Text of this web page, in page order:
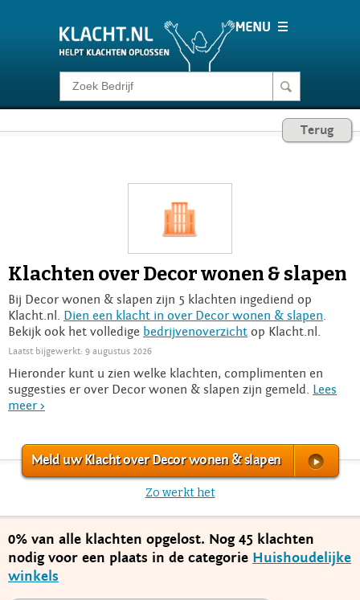
Klacht melden
Terug
Klachten over Decor wonen & slapen
Bij Decor wonen & slapen zijn 5 klachten ingediend op
Klacht.nl. Dien een klacht in over Decor wonen & slapen
Bekijk ook het volledige bedrijvenoverzicht op Klacht.nl.
Laatst bijgewerkt: 9 augustus 2026
Hieronder kunt u zien welke klachten, complimenten en
suggesties er over Decor wonen & slapen zijn gemeld. Lees
meer >
Meld uw Klacht over Decor wonen & slapen
Zo werkt het
0% van alle klachten opgelost. Nog 45 klachten
nodig voor een plaats in de categorie Huishoudelijke
winkels